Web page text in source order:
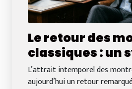
Le retour des
classiques : un
de luxe durable
L’attrait intemporel des
aujourd’hui un retour